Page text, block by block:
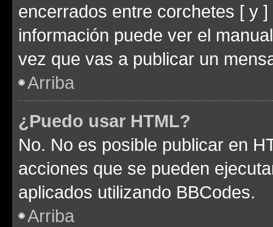
encerrados entre corchetes [ y
información puede ver el
vez que vas a publicar un
Arriba
¿Puedo usar HTML?
No. No es posible publicar en
acciones que se pueden
aplicados utilizando BBCodes.
Arriba